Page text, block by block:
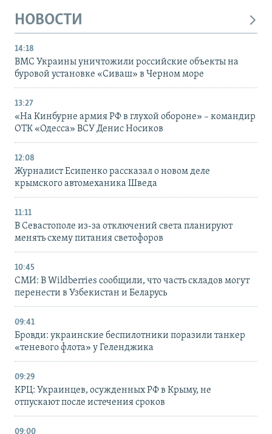
НОВОСТИ
14:18
ВМС Украины уничтожили российские объекты на
буровой установке «Сиваш» в Черном море
13:27
«На Кинбурне армия РФ в глухой обороне» – командир
ОТК «Одесса» ВСУ Денис Носиков
12:08
Журналист Есипенко рассказал о новом деле
крымского автомеханика Шведа
11:11
В Севастополе из-за отключений света планируют
менять схему питания светофоров
10:45
СМИ: В Wildberries сообщили, что часть складов могут
перенести в Узбекистан и Беларусь
09:41
Бровди: украинские беспилотники поразили танкер
«теневого флота» у Геленджика
09:29
КРЦ: Украинцев, осужденных РФ в Крыму, не
отпускают после истечения сроков
09:00